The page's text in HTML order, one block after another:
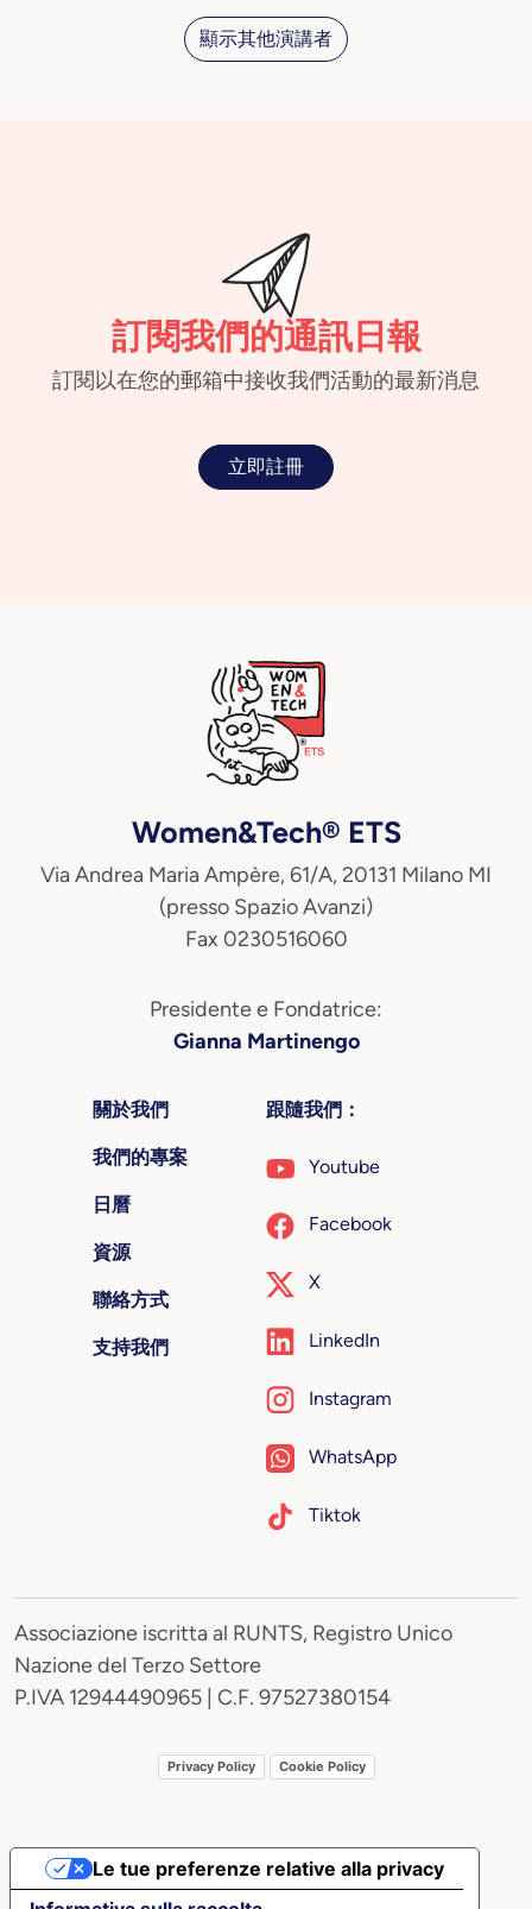
顯示其他演講者
訂閱我們的通訊日報
訂閱以在您的郵箱中接收我們活動的最新消息
立即註冊
Women&Tech® ETS
Via Andrea Maria Ampère, 61/A, 20131 Milano MI
(presso Spazio Avanzi)
Fax 0230516060
Presidente e Fondatrice:
Gianna Martinengo
關於我們
我們的專案
日曆
資源
聯絡方式
支持我們
跟隨我們：
Youtube
Facebook
X
LinkedIn
Instagram
WhatsApp
Tiktok
Associazione iscritta al RUNTS, Registro Unico
Nazione del Terzo Settore
P.IVA 12944490965 | C.F. 97527380154
Privacy Policy Cookie Policy
Le tue preferenze relative alla privacy